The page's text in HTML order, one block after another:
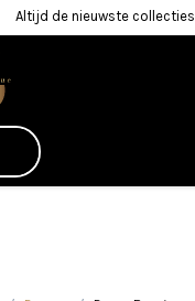
Altijd de nieuwste collecties